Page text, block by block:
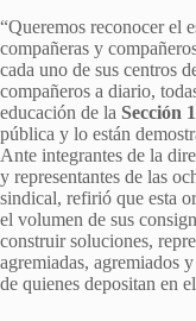
“Queremos reconocer el
compañeras y
cada uno de sus centros
compañeros a diario,
educación de la Sección
pública y lo están
Ante integrantes de la
y representantes de las
sindical, refirió que esta
el volumen de sus
construir soluciones,
agremiadas, agremiados
de quienes depositan en